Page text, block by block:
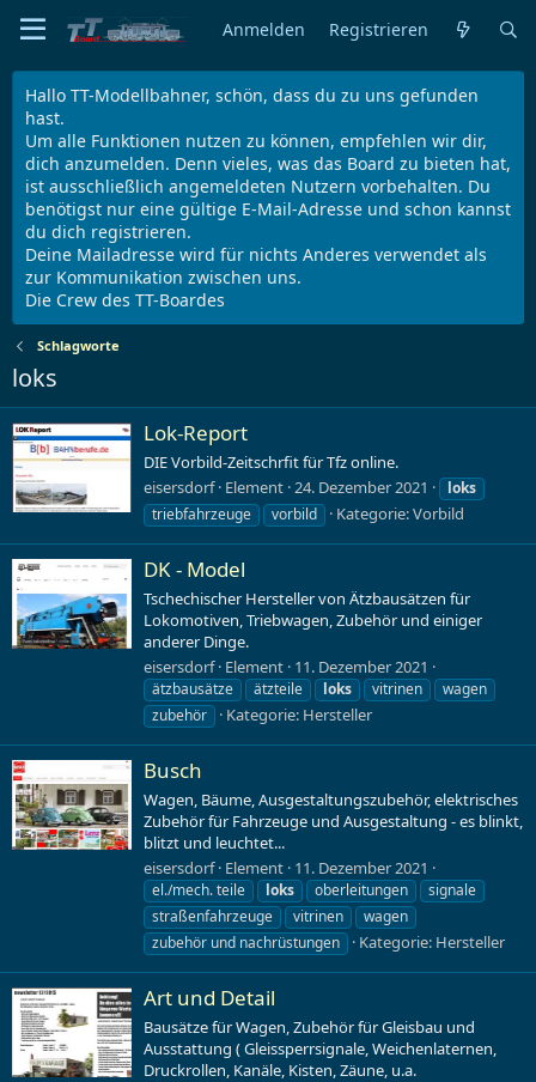
Anmelden Registrieren
Hallo TT-Modellbahner, schön, dass du zu uns gefunden
hast.
Um alle Funktionen nutzen zu können, empfehlen wir dir,
dich anzumelden. Denn vieles, was das Board zu bieten hat,
ist ausschließlich angemeldeten Nutzern vorbehalten. Du
benötigst nur eine gültige E-Mail-Adresse und schon kannst
du dich registrieren.
Deine Mailadresse wird für nichts Anderes verwendet als
zur Kommunikation zwischen uns.
Die Crew des TT-Boardes
Schlagworte
loks
Lok-Report
DIE Vorbild-Zeitschrfit für Tfz online.
eisersdorf Element 24. Dezember 2021
loks
triebfahrzeuge
vorbild Kategorie:Vorbild
DK - Model
Tschechischer Hersteller von Ätzbausätzen für
Lokomotiven, Triebwagen, Zubehör und einiger
anderer Dinge.
eisersdorf Element 11. Dezember 2021
ätzbausätze ätzteile loks vitrinen
wagen
zubehör
Kategorie: Hersteller
Busch
Wagen, Bäume, Ausgestaltungszubehör, elektrisches
Zubehör für Fahrzeuge und Ausgestaltung - es blinkt,
blitzt und leuchtet...
eisersdorf Element 11. Dezember 2021
el./mech. teile loks oberleitungen
signale
straßenfahrzeuge
vitrinen
wagen
zubehör und nachrüstungen
Kategorie: Hersteller
Art und Detail
Bausätze für Wagen, Zubehör für Gleisbau und
Ausstattung ( Gleissperrsignale, Weichenlaternen,
Druckrollen, Kanäle, Kisten, Zäune, u.a.